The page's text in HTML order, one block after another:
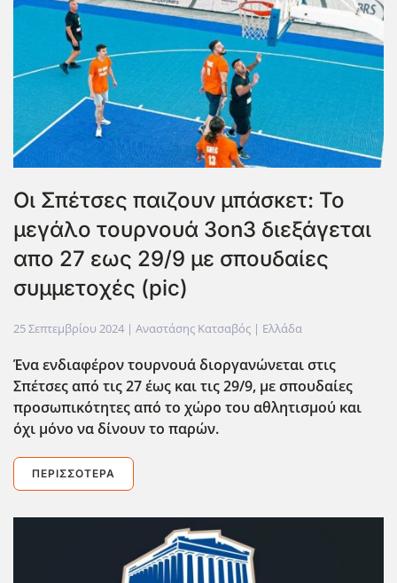
Οι Σπέτσες παιζουν μπάσκετ: Το
μεγάλο τουρνουά 3on3 διεξάγεται
απο 27 εως 29/9 με σπουδαίες
συμμετοχές (pic)
25 Σεπτεμβρίου 2024 | Αναστάσης Κατσαβός | Ελλάδα
Ένα ενδιαφέρον τουρνουά διοργανώνεται στις
Σπέτσες από τις 27 έως και τις 29/9, με σπουδαίες
προσωπικότητες από το χώρο του αθλητισμού και
όχι μόνο να δίνουν το παρών.
ΠΕΡΙΣΣΌΤΕΡΑ